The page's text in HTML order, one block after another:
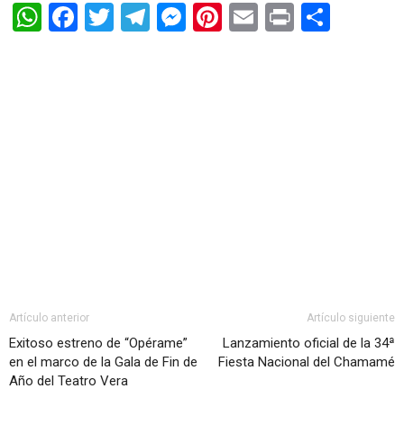
WhatsApp
Facebook
TwitterTelegram
Messenger
Pinterest
EmailPrint
Artículo anterior
Exitoso estreno de “Opérame”
en el marco de la Gala de Fin de
Año del Teatro Vera
Artículo siguiente
Lanzamiento oficial de la 34ª
Fiesta Nacional del Chamamé